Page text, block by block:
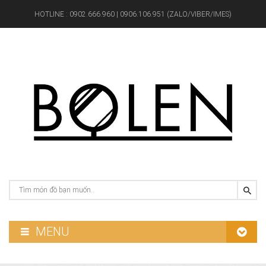
HOTLINE : 0902.666.960 | 0906.106.951 (ZALO/VIBER/IMES)
MENU